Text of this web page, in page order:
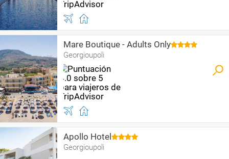
Mare Boutique - Adults Only
Georgioupoli
Apollo Hotel
Georgioupoli